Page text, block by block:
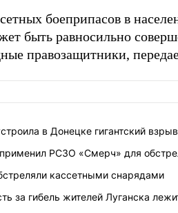
боеприпасов в
быть равносильно
правозащитники,
в Донецке гигантский взрыв
РСЗО «Смерч» для
кассетными снарядами
за гибель жителей Луганска